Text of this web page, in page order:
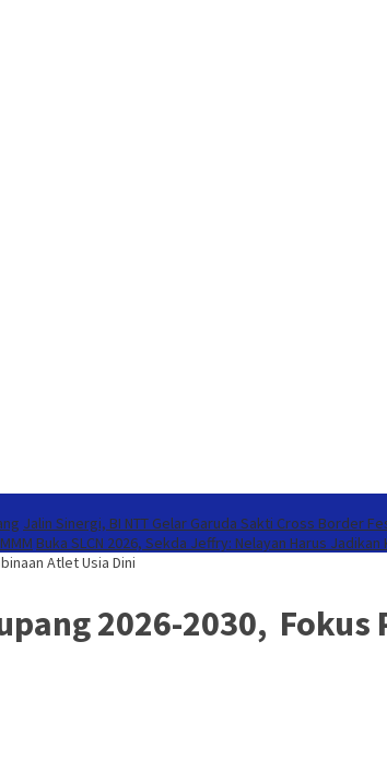
Jalin Sinergi, BI NTT Gelar Garuda Sakti Cross Border
Buka SLCN 2026, Sekda Jeffry: Nelayan Harus
Atlet Usia Dini
2026-2030,